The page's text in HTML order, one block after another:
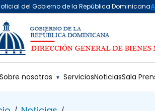
Sobre nosotros ▼ ServiciosNoticiasSala